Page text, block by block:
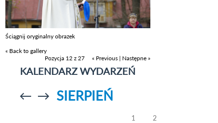
Ściągnij oryginalny obrazek
« Back to gallery
Pozycja 12 z 27
« Previous | Następne »
KALENDARZ WYDARZEŃ
Przejdź doPrzejdź do
SIERPIEŃ
1 2